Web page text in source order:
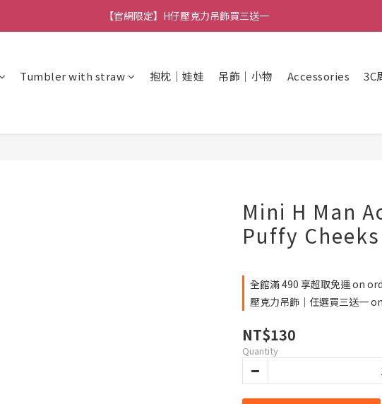
🚚 全館消費滿 $490 超取免運
【官網限定】H仔壓克力吊飾買三送一
Tumbler with straw 抱枕｜娃娃 吊飾｜小物 Accessories
3C
Mini H Man
Puffy Cheeks
全館滿 490 享超取免運 on
壓克力吊飾｜任選買三送一
NT$130
Quantity